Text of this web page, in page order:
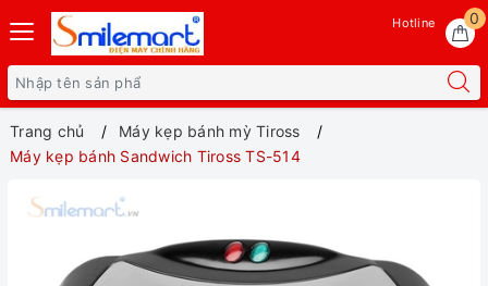
0
Hotline
Trang chủ
Máy kẹp bánh mỳ Tiross
Máy kẹp bánh Sandwich Tiross TS-514